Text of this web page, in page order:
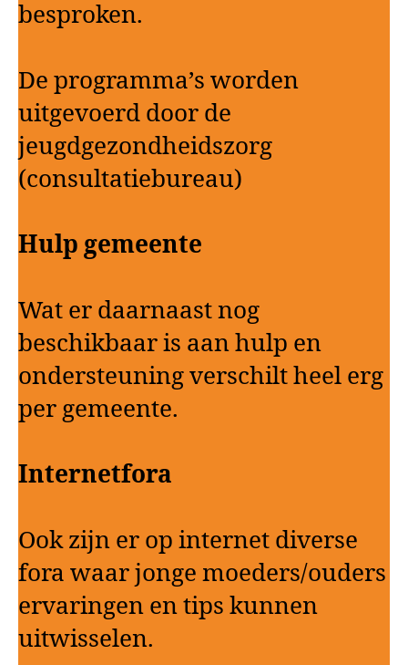
besproken.
De programma’s worden
uitgevoerd door de
jeugdgezondheidszorg
(consultatiebureau)
Hulp gemeente
Wat er daarnaast nog
beschikbaar is aan hulp en
ondersteuning verschilt heel erg
per gemeente.
Internetfora
Ook zijn er op internet diverse
fora waar jonge moeders/ouders
ervaringen en tips kunnen
uitwisselen.